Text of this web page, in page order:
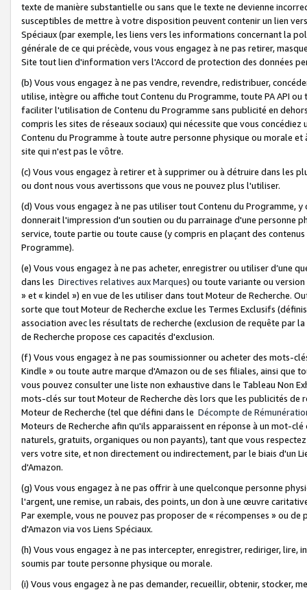
texte de manière substantielle ou sans que le texte ne devienne
susceptibles de mettre à votre disposition peuvent contenir un lien
Spéciaux (par exemple, les liens vers les informations concernant la
générale de ce qui précède, vous vous engagez à ne pas retirer,
Site tout lien d'information vers l'Accord de protection des données
(b) Vous vous engagez à ne pas vendre, revendre, redistribuer,
utilise, intègre ou affiche tout Contenu du Programme, toute PA API
faciliter l'utilisation de Contenu du Programme sans publicité en
compris les sites de réseaux sociaux) qui nécessite que vous
Contenu du Programme à toute autre personne physique ou morale
site qui n'est pas le vôtre.
(c) Vous vous engagez à retirer et à supprimer ou à détruire dans les
ou dont nous vous avertissons que vous ne pouvez plus l'utiliser.
(d) Vous vous engagez à ne pas utiliser tout Contenu du Programme,
donnerait l'impression d'un soutien ou du parrainage d'une personne
service, toute partie ou toute cause (y compris en plaçant des
Programme).
(e) Vous vous engagez à ne pas acheter, enregistrer ou utiliser d’une
dans les Directives relatives aux Marques) ou toute variante ou
» et « kindel ») en vue de les utiliser dans tout Moteur de Recherche.
sorte que tout Moteur de Recherche exclue les Termes Exclusifs
association avec les résultats de recherche (exclusion de requête
de Recherche propose ces capacités d'exclusion.
(f) Vous vous engagez à ne pas soumissionner ou acheter des mots-
Kindle » ou toute autre marque d'Amazon ou de ses filiales, ainsi que
vous pouvez consulter une liste non exhaustive dans le Tableau Non
mots-clés sur tout Moteur de Recherche dès lors que les publicités de
Moteur de Recherche (tel que défini dans le Décompte de
Moteurs de Recherche afin qu'ils apparaissent en réponse à un mot-
naturels, gratuits, organiques ou non payants), tant que vous
vers votre site, et non directement ou indirectement, par le biais d'un
d'Amazon.
(g) Vous vous engagez à ne pas offrir à une quelconque personne
l'argent, une remise, un rabais, des points, un don à une œuvre
Par exemple, vous ne pouvez pas proposer de « récompenses » ou
d'Amazon via vos Liens Spéciaux.
(h) Vous vous engagez à ne pas intercepter, enregistrer, rediriger,
soumis par toute personne physique ou morale.
(i) Vous vous engagez à ne pas demander, recueillir, obtenir, stocker,